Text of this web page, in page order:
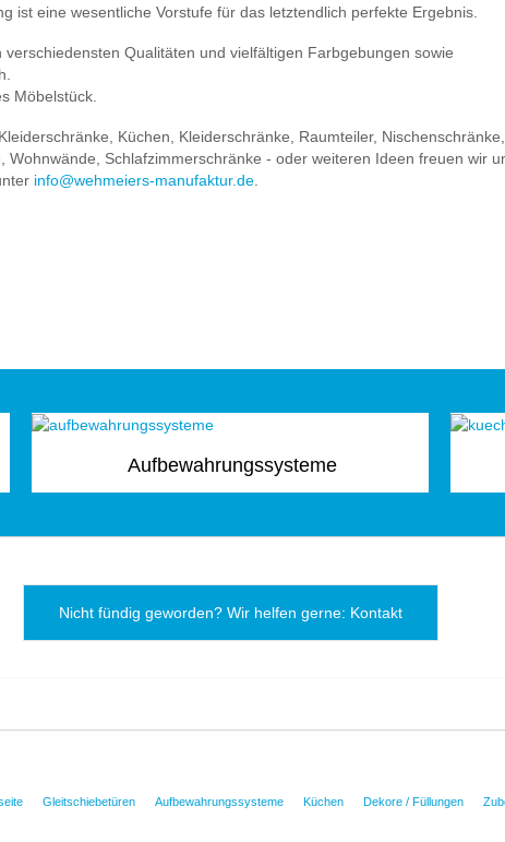
ist eine wesentliche Vorstufe für das letztendlich perfekte Ergebnis.
Qualitäten und vielfältigen Farbgebungen sowie
Möbelstück.
Küchen, Kleiderschränke, Raumteiler, Nischenschränke,
Schlafzimmerschränke - oder weiteren Ideen freuen wir
info@wehmeiers-manufaktur.de
Aufbewahrungssysteme
Nicht fündig geworden? Wir helfen gerne: Kontakt
Gleitschiebetüren Aufbewahrungssysteme Küchen Dekore / Füllungen